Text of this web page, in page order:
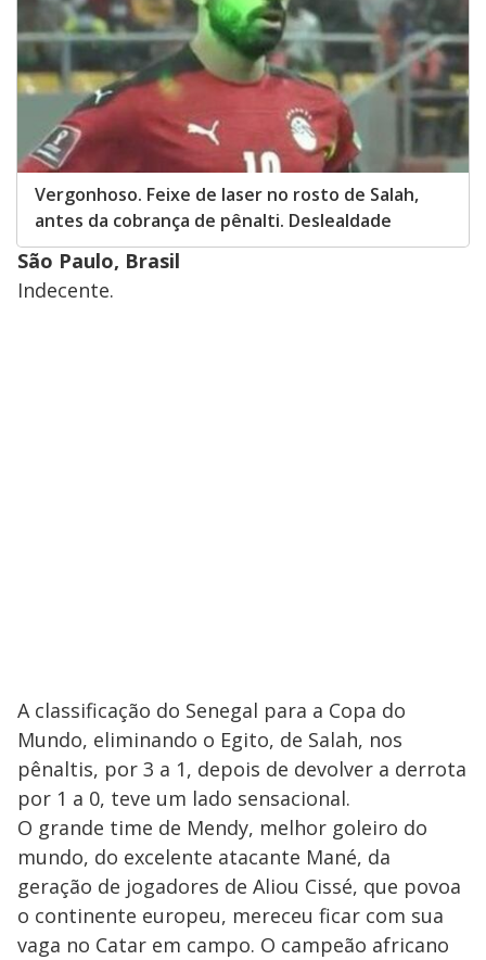
Vergonhoso. Feixe de laser no rosto de Salah,
antes da cobrança de pênalti. Deslealdade
São Paulo, Brasil
Indecente.
A classificação do Senegal para a Copa do
Mundo, eliminando o Egito, de Salah, nos
pênaltis, por 3 a 1, depois de devolver a derrota
por 1 a 0, teve um lado sensacional.
O grande time de Mendy, melhor goleiro do
mundo, do excelente atacante Mané, da
geração de jogadores de Aliou Cissé, que povoa
o continente europeu, mereceu ficar com sua
vaga no Catar em campo. O campeão africano